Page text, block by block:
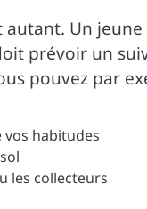
Un
prévoir un
pouvez par
vos habitudes
les collecteurs